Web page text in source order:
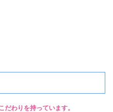
だわりを持っています。